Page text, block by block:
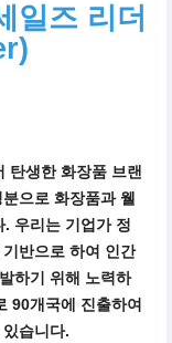
일즈 리더
탄생한 화장품 브랜
으로 화장품과 웰
우리는 기업가 정
반으로 하여 인간
하기 위해 노력하
90개국에 진출하여
습니다.